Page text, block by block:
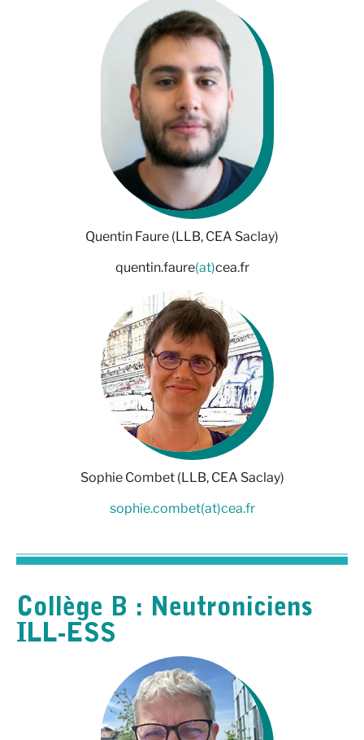
Quentin Faure (LLB, CEA Saclay)
quentin.faure(at)cea.fr
Sophie Combet (LLB, CEA Saclay)
sophie.combet(at)cea.fr
Collège B : Neutroniciens
ILL-ESS